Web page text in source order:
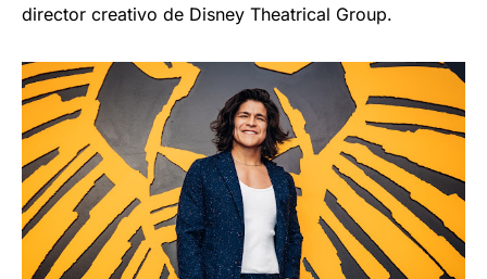
director creativo de Disney Theatrical Group.